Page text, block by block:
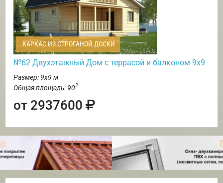
КАРКАС ИЗ СТРОГАНОЙ ДОСКИ
№62 Двухэтажный Дом с террасой и балконом 9х9
Размер: 9х9 м
Общая площадь: 902
от 2937600